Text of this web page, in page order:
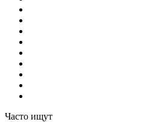
Часто ищут